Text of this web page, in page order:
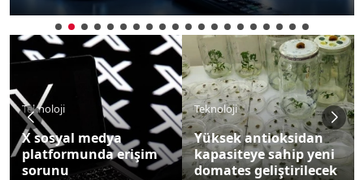
Teknoloji
Yüksek antioksidan
kapasiteye sahip yeni
domates geliştirilecek
Teknoloji
1 Nisan 2026 tarihi
itibarıyla 5G hizmeti
sunulmaya
başlanacak